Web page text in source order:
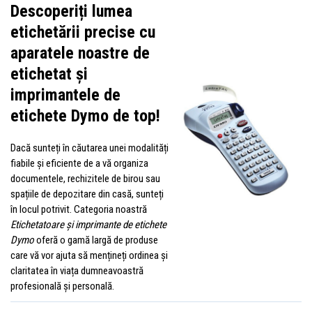
Descoperiți lumea
etichetării precise cu
aparatele noastre de
etichetat și
imprimantele de
etichete Dymo de top!
Dacă sunteți în căutarea unei modalități
fiabile și eficiente de a vă organiza
documentele, rechizitele de birou sau
spațiile de depozitare din casă, sunteți
în locul potrivit. Categoria noastră
Etichetatoare și imprimante de etichete
Dymooferă o gamă largă de produse
care vă vor ajuta să mențineți ordinea și
claritatea în viața dumneavoastră
profesională și personală.